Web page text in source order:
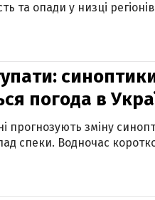
та опади у низці
погода в
зміну
спеки. Водночас